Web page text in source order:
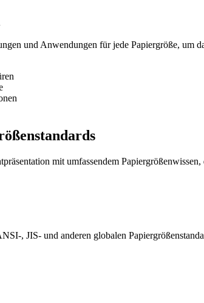
und Anwendungen für jede Papiergröße, um
mit umfassendem
, JIS- und anderen globalen